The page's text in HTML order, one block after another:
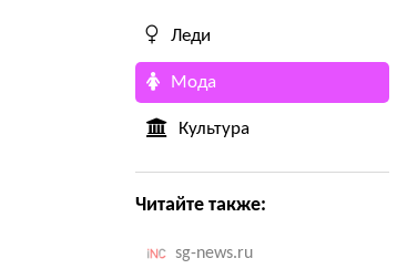
Леди
Мода
Культура
Читайте также:
sg-news.ru